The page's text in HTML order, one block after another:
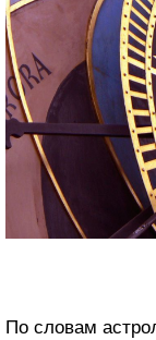
По словам